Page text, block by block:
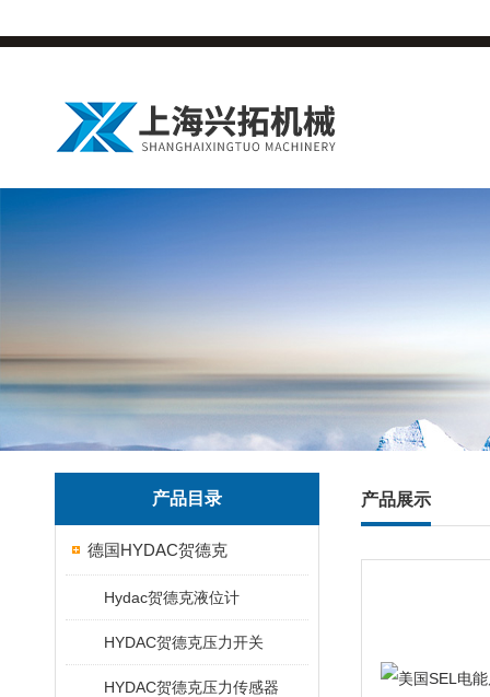
产品目录
德国HYDAC贺德克
Hydac贺德克液位计
HYDAC贺德克压力开关
HYDAC贺德克压力传感器
产品展示